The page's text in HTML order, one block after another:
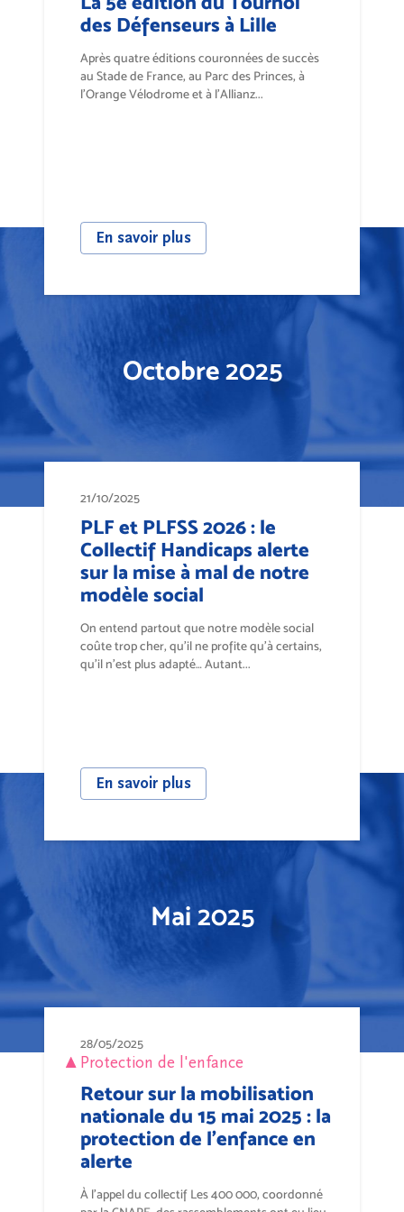
des Défenseurs à Lille
Après quatre éditions couronnées de succès
au Stade de France, au Parc des Princes, à
l’Orange Vélodrome et à l’Allianz...
En savoir plus
Octobre 2025
21/10/2025
PLF et PLFSS 2026 : le
Collectif Handicaps alerte
sur la mise à mal de notre
modèle social
On entend partout que notre modèle social
coûte trop cher, qu’il ne profite qu’à certains,
qu’il n'est plus adapté… Autant...
En savoir plus
Mai 2025
28/05/2025
Protection de l'enfance
Retour sur la mobilisation
nationale du 15 mai 2025 : la
protection de l’enfance en
alerte
À l’appel du collectif Les 400 000, coordonné